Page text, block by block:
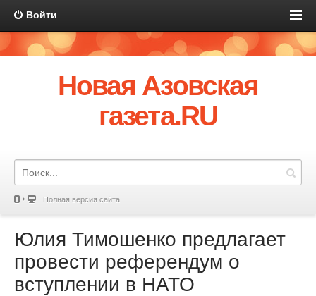
Войти
Новая Азовская
газета.RU
Полная версия сайта
Юлия Тимошенко предлагает
провести референдум о
вступлении в НАТО